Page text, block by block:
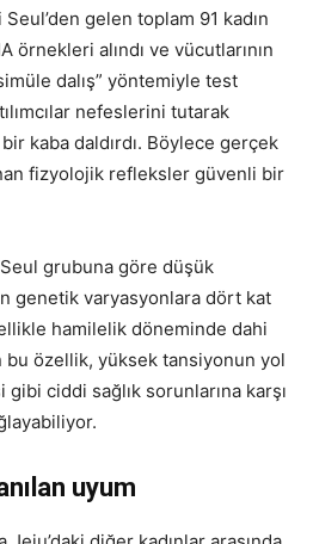
Seul’den gelen toplam 91 kadın
örnekleri alındı ve vücutlarının
dalış” yöntemiyle test
nefeslerini tutarak
kaba daldırdı. Böylece gerçek
fizyolojik refleksler güvenli bir
Seul grubuna göre düşük
genetik varyasyonlara dört kat
hamilelik döneminde dahi
bu özellik, yüksek tansiyonun yol
ciddi sağlık sorunlarına karşı
uyum